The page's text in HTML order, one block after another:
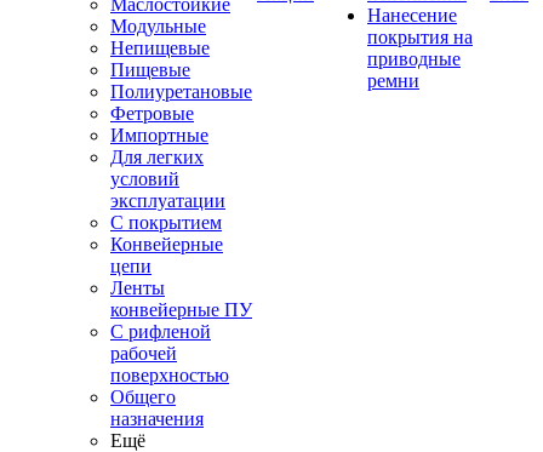
Модульные
Непищевые
Пищевые
Полиуретановые
Фетровые
Импортные
Для легких
условий
эксплуатации
С покрытием
Конвейерные
цепи
Ленты
конвейерные ПУ
С рифленой
рабочей
поверхностью
Общего
назначения
Ещё
Нанесение
покрытия на
приводные
ремни